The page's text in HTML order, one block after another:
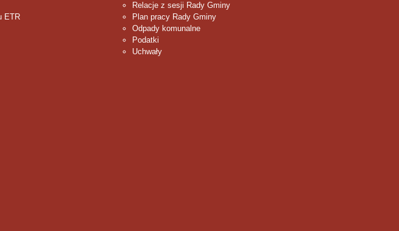
ETR
Relacje z sesji Rady Gminy
Plan pracy Rady Gminy
Odpady komunalne
Podatki
Uchwały